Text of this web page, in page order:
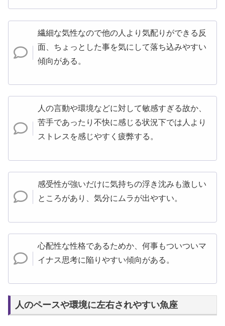
繊細な気性なので他の人より気配りができる反
面、ちょっとした事を気にして落ち込みやすい
傾向がある。
人の言動や環境などに対して敏感すぎる故か、
苦手であったり不快に感じる状況下では人より
ストレスを感じやすく疲弊する。
感受性が強いだけに気持ちの浮き沈みも激しい
ところがあり、気分にムラが出やすい。
心配性な性格であるためか、何事もついついマ
イナス思考に陥りやすい傾向がある。
人のペースや環境に左右されやすい魚座